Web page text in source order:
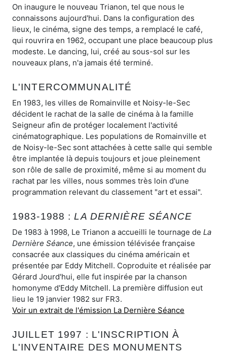
On inaugure le nouveau Trianon, tel que nous le
connaissons aujourd'hui. Dans la configuration des
lieux, le cinéma, signe des temps, a remplacé le café,
qui rouvrira en 1962, occupant une place beaucoup plus
modeste. Le dancing, lui, créé au sous-sol sur les
nouveaux plans, n'a jamais été terminé.
L'INTERCOMMUNALITÉ
En 1983, les villes de Romainville et Noisy-le-Sec
décident le rachat de la salle de cinéma à la famille
Seigneur afin de protéger localement l'activité
cinématographique. Les populations de Romainville et
de Noisy-le-Sec sont attachées à cette salle qui semble
être implantée là depuis toujours et joue pleinement
son rôle de salle de proximité, même si au moment du
rachat par les villes, nous sommes très loin d'une
programmation relevant du classement "art et essai".
1983-1988 :LA DERNIÈRE SÉANCE
De 1983 à 1998, Le Trianon a accueilli le tournage de La
Dernière Séance, une émission télévisée française
consacrée aux classiques du cinéma américain et
présentée par Eddy Mitchell. Coproduite et réalisée par
Gérard Jourd'hui, elle fut inspirée par la chanson
homonyme d'Eddy Mitchell. La première diffusion eut
lieu le 19 janvier 1982 sur FR3.
Voir un extrait de l'émission La Dernière Séance
JUILLET 1997 : L'INSCRIPTION À
L'INVENTAIRE DES MONUMENTS